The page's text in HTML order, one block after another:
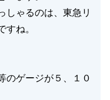
しゃるのは、東急リ
すね。
のゲージが５、１０